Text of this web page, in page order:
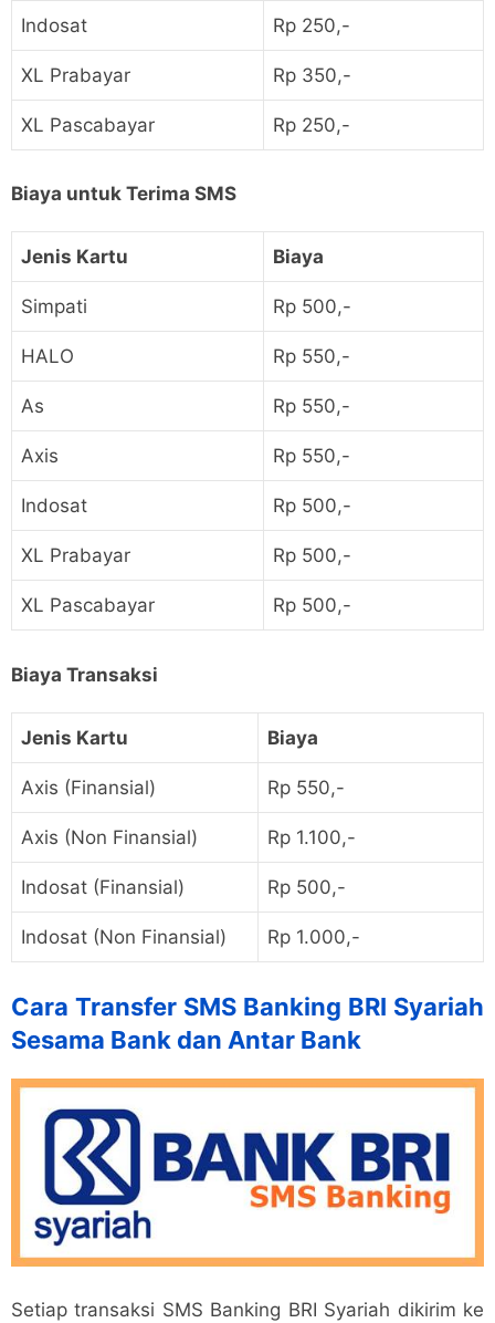
Indosat Rp 250,-
XL Prabayar Rp 350,-
XL Pascabayar Rp 250,-
Biaya untuk Terima SMS
Jenis Kartu Biaya
Simpati Rp 500,-
HALO Rp 550,-
As Rp 550,-
Axis Rp 550,-
Indosat Rp 500,-
XL Prabayar Rp 500,-
XL Pascabayar Rp 500,-
Biaya Transaksi
Jenis Kartu Biaya
Axis (Finansial) Rp 550,-
Axis (Non Finansial) Rp 1.100,-
Indosat (Finansial) Rp 500,-
Indosat (Non Finansial) Rp 1.000,-
Cara Transfer SMS Banking BRI Syariah
Sesama Bank dan Antar Bank
Setiap transaksi SMS Banking BRI Syariah dikirim ke